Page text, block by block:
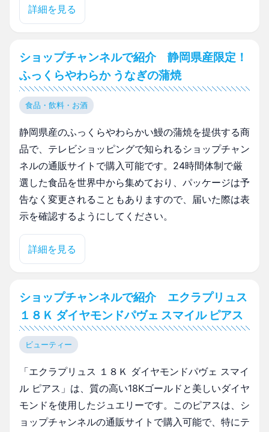
詳細を見る
ショップチャンネルで紹介 静岡県産限定！
ふっくらやわらか うなぎの蒲焼
食品・飲料・お酒
静岡県産のふっくらやわらかい鰻の蒲焼を提供する商
品で、テレビショッピングで知られるショップチャン
ネルの通販サイトで購入可能です。24時間体制で厳
選した食品を世界中から集めており、パッケージは予
告なく変更されることもありますので、届いた際は表
示を確認するようにしてください。
詳細を見る
ショップチャンネルで紹介 エクラプリュス
１８Ｋ ダイヤモンドパヴェ スマイル ピアス
ビューティー
「エクラプリュス １８Ｋ ダイヤモンドパヴェ スマイ
ル ピアス」は、質の高い18Kゴールドと美しいダイヤ
モンドを使用したジュエリーです。このピアスは、シ
ョップチャンネルの通販サイトで購入可能で、特にテ